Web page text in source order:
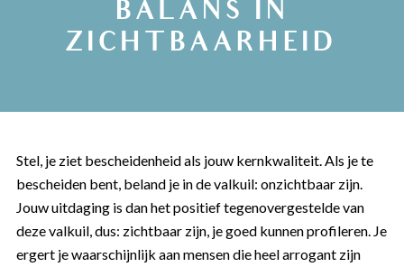
BALANS IN
ZICHTBAARHEID
Stel, je ziet bescheidenheid als jouw kernkwaliteit. Als je te
bescheiden bent, beland je in de valkuil: onzichtbaar zijn.
Jouw uitdaging is dan het positief tegenovergestelde van
deze valkuil, dus: zichtbaar zijn, je goed kunnen profileren. Je
ergert je waarschijnlijk aan mensen die heel arrogant zijn